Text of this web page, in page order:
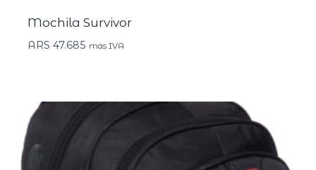
Mochila Survivor
ARS 47.685 más IVA